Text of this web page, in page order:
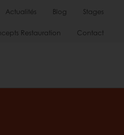
Actualités Blog Stages
Restauration Contact